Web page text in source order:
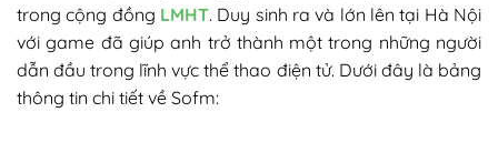
trong cộng đồng LMHT. Duy sinh ra và lớn lên tại Hà Nội
với game đã giúp anh trở thành một trong những người
dẫn đầu trong lĩnh vực thể thao điện tử. Dưới đây là bảng
thông tin chi tiết về Sofm: